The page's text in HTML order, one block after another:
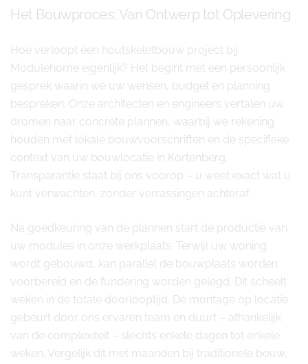
Het Bouwproces: Van Ontwerp tot Oplevering
Hoe verloopt een houtskeletbouw project bij
Modulehome eigenlijk? Het begint met een persoonlijk
gesprek waarin we uw wensen, budget en planning
bespreken. Onze architecten en engineers vertalen uw
dromen naar concrete plannen, waarbij we rekening
houden met lokale bouwvoorschriften en de specifieke
context van uw bouwlocatie in Kortenberg.
Transparantie staat bij ons voorop – u weet exact wat u
kunt verwachten, zonder verrassingen achteraf.
Na goedkeuring van de plannen start de productie van
uw modules in onze werkplaats. Terwijl uw woning
wordt gebouwd, kan parallel de bouwplaats worden
voorbereid en de fundering worden gelegd. Dit scheelt
weken in de totale doorlooptijd. De montage op locatie
gebeurt door ons ervaren team en duurt – afhankelijk
van de complexiteit – slechts enkele dagen tot enkele
weken. Vergelijk dit met maanden bij traditionele bouw,